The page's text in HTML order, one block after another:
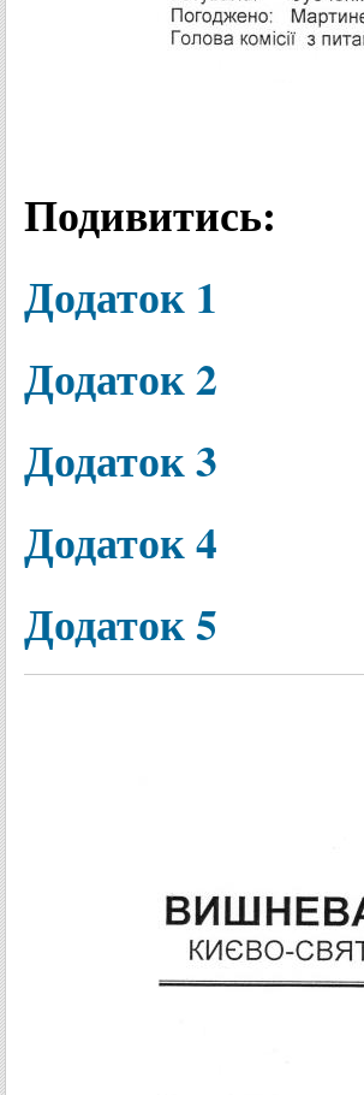
Подивитись:
Додаток 1
Додаток 2
Додаток 3
Додаток 4
Додаток 5